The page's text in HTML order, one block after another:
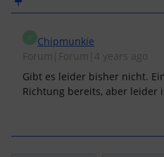
Chipmunkie
Forum|Forum|4 years ago
Gibt es leider bisher nicht.
Richtung bereits, aber leider